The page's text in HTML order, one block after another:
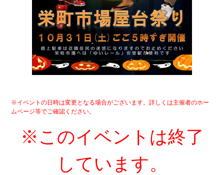
※イベントの日時は変更となる場合がございます。詳しくは主催者のホー
ムページ等でご確認ください。
※このイベントは終了
しています。